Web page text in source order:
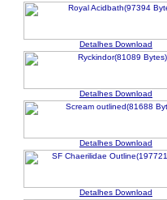
Detalhes Download
Detalhes Download
Detalhes Download
Detalhes Download